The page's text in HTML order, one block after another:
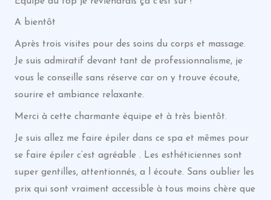
A bientôt
Après trois visites pour des soins du corps et massage.
Je suis admiratif devant tant de professionnalisme, je
vous le conseille sans réserve car on y trouve écoute,
sourire et ambiance relaxante.
Merci à cette charmante équipe et à très bientôt.
Je suis allez me faire épiler dans ce spa et mêmes pour
se faire épiler c’est agréable . Les esthéticiennes sont
super gentilles, attentionnés, a l écoute. Sans oublier les
prix qui sont vraiment accessible à tous moins chère que